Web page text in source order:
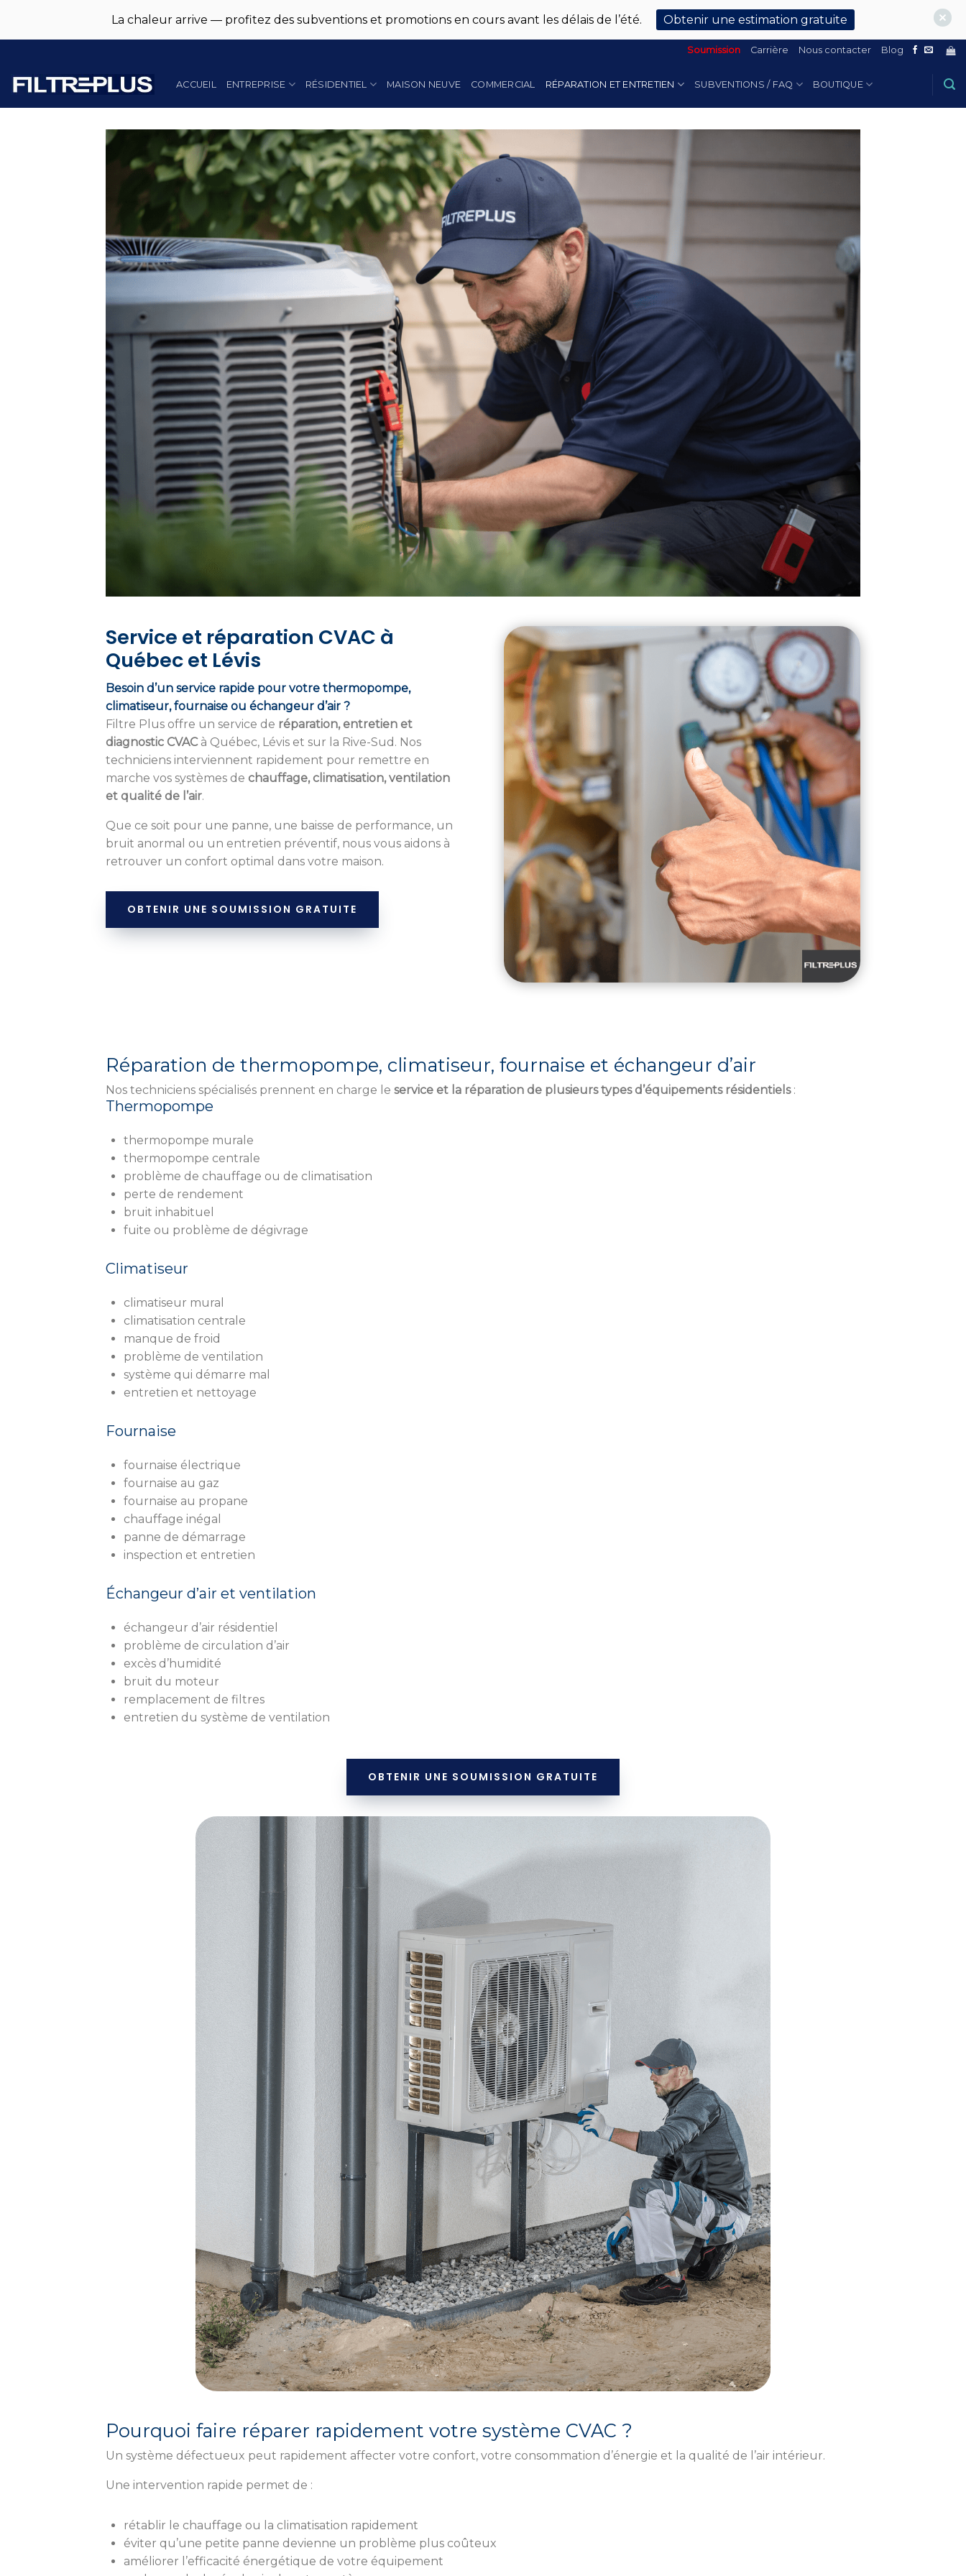
content
Soumission Carrière Nous contacter Blog
ACCUEIL ENTREPRISE RÉSIDENTIEL MAISON NEUVE COMMERCIAL RÉPARATION ET ENTRETIEN SUBVENTIONS / FAQ BOUTIQUE
Service et réparation CVAC à
Québec et Lévis
Besoin d’un service rapide pour votre thermopompe,
climatiseur, fournaise ou échangeur d’air ?
Filtre Plus offre un service de réparation, entretien et
diagnostic CVACà Québec, Lévis et sur la Rive-Sud. Nos
techniciens interviennent rapidement pour remettre en
marche vos systèmes de chauffage, climatisation, ventilation
et qualité de l’air.
Que ce soit pour une panne, une baisse de performance, un
bruit anormal ou un entretien préventif, nous vous aidons à
retrouver un confort optimal dans votre maison.
OBTENIR UNE SOUMISSION GRATUITE
Réparation de thermopompe, climatiseur, fournaise et échangeur d’air
Nos techniciens spécialisés prennent en charge le service et la réparation de plusieurs types d’équipements résidentiels:
Thermopompe
thermopompe murale
thermopompe centrale
problème de chauffage ou de climatisation
perte de rendement
bruit inhabituel
fuite ou problème de dégivrage
Climatiseur
climatiseur mural
climatisation centrale
manque de froid
problème de ventilation
système qui démarre mal
entretien et nettoyage
Fournaise
fournaise électrique
fournaise au gaz
fournaise au propane
chauffage inégal
panne de démarrage
inspection et entretien
Échangeur d’air et ventilation
échangeur d’air résidentiel
problème de circulation d’air
excès d’humidité
bruit du moteur
remplacement de filtres
entretien du système de ventilation
OBTENIR UNE SOUMISSION GRATUITE
Pourquoi faire réparer rapidement votre système CVAC ?
Un système défectueux peut rapidement affecter votre confort, votre consommation d’énergie et la qualité de l’air intérieur.
Une intervention rapide permet de :
rétablir le chauffage ou la climatisation rapidement
éviter qu’une petite panne devienne un problème plus coûteux
améliorer l’efficacité énergétique de votre équipement
La chaleur arrive — profitez des subventions et promotions en cours avant les délais de l’été. Obtenir une estimation gratuite